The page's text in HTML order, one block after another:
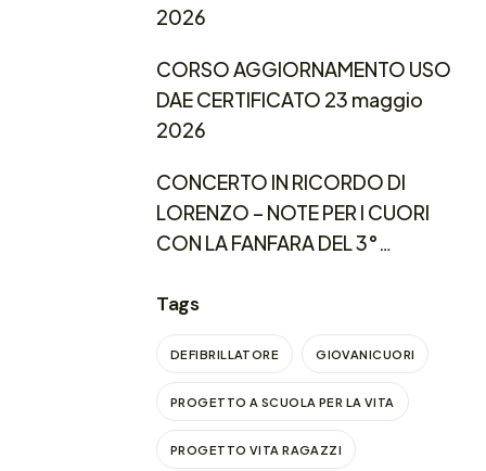
2026
CORSO AGGIORNAMENTO USO
DAE CERTIFICATO 23 maggio
2026
CONCERTO IN RICORDO DI
LORENZO – NOTE PER I CUORI
CON LA FANFARA DEL 3°
LOMBARDIA
Tags
DEFIBRILLATORE GIOVANICUORI
PROGETTO A SCUOLA PER LA VITA
PROGETTO VITA RAGAZZI